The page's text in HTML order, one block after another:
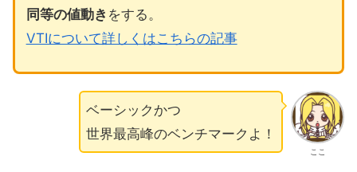
同等の値動き をする。
VTIについて詳しくはこちらの記事
ここ
ベーシックかつ
世界最高峰のベンチマークよ！